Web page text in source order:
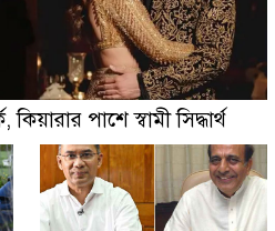
পাশে স্বামী সিদ্ধার্থ